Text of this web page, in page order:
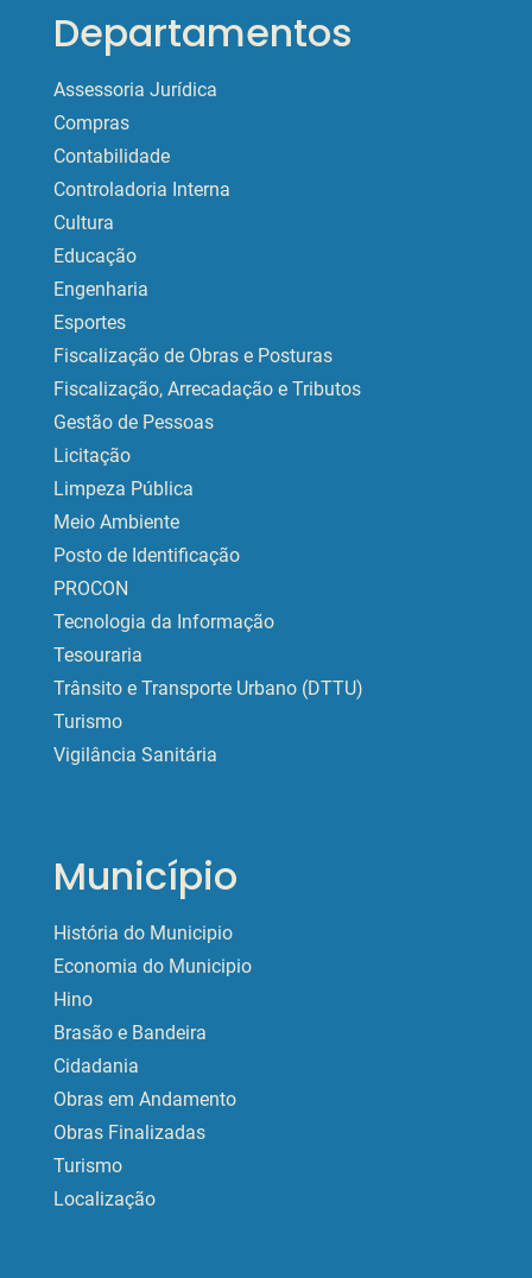
Departamentos
Assessoria Jurídica
Compras
Contabilidade
Controladoria Interna
Cultura
Educação
Engenharia
Esportes
Fiscalização de Obras e Posturas
Fiscalização, Arrecadação e Tributos
Gestão de Pessoas
Licitação
Limpeza Pública
Meio Ambiente
Posto de Identificação
PROCON
Tecnologia da Informação
Tesouraria
Trânsito e Transporte Urbano (DTTU)
Turismo
Vigilância Sanitária
Município
História do Municipio
Economia do Municipio
Hino
Brasão e Bandeira
Cidadania
Obras em Andamento
Obras Finalizadas
Turismo
Localização